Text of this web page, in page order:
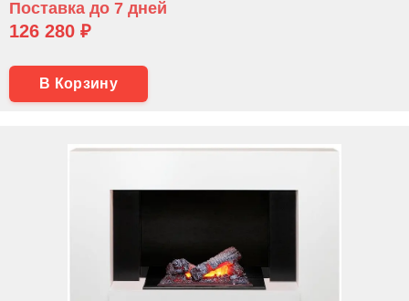
Поставка до 7 дней
126 280 ₽
В Корзину